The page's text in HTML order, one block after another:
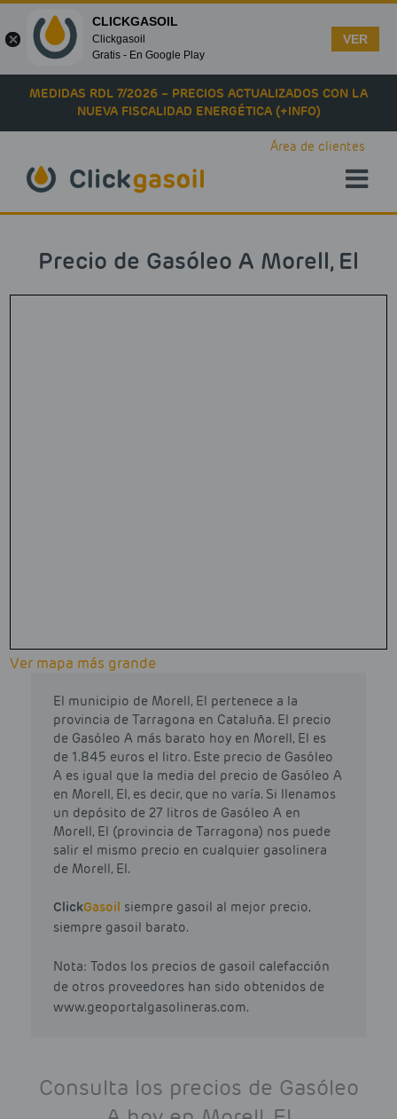
Skip to main content
MEDIDAS RDL 7/2026 – PRECIOS ACTUALIZADOS CON LA
NUEVA FISCALIDAD ENERGÉTICA (+INFO)
Área de clientes
Precio de Gasóleo A Morell, El
Ver mapa más grande
El municipio de Morell, El pertenece a la
provincia de Tarragona en Cataluña. El precio
de Gasóleo A más barato hoy en Morell, El es
de 1.845 euros el litro. Este precio de Gasóleo
A es igual que la media del precio de Gasóleo A
en Morell, El, es decir, que no varía. Si llenamos
un depósito de 27 litros de Gasóleo A en
Morell, El (provincia de Tarragona) nos puede
salir el mismo precio en cualquier gasolinera
de Morell, El.
ClickGasoil siempre gasoil al mejor precio,
siempre gasoil barato.
Nota: Todos los precios de gasoil calefacción
de otros proveedores han sido obtenidos de
www.geoportalgasolineras.com.
Consulta los precios de Gasóleo
CLICKGASOIL
Clickgasoil
Gratis - En Google Play
VER